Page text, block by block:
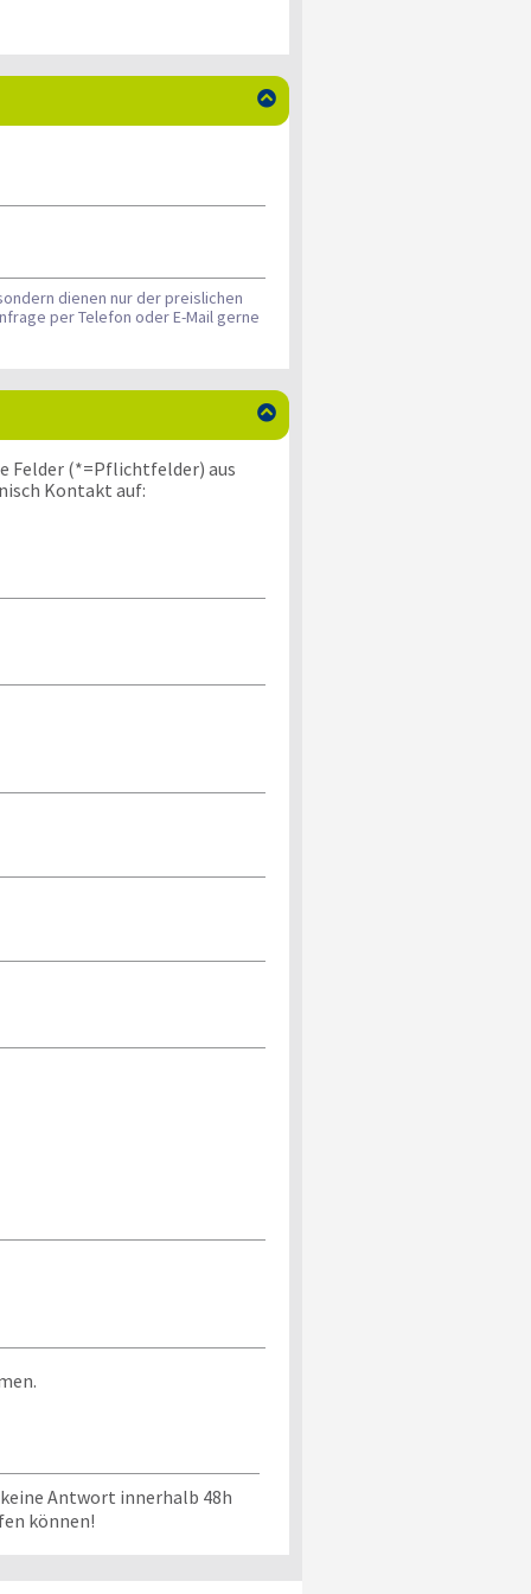

dienen nur der preislichen
per Telefon oder E-Mail gerne

Felder (*=Pflichtfelder) aus
Kontakt auf:
Antwort innerhalb 48h
können!